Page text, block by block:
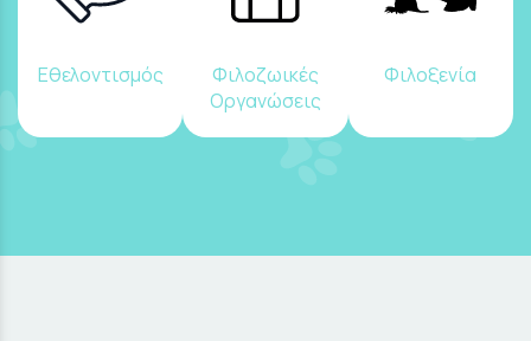
Εθελοντισμός
Φιλοζωικές
Οργανώσεις
Φιλοξενία